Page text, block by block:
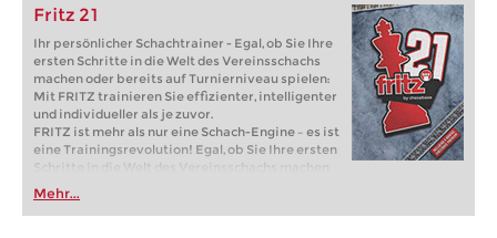
Fritz 21
Ihr persönlicher Schachtrainer - Egal, ob Sie Ihre
ersten Schritte in die Welt des Vereinsschachs
machen oder bereits auf Turnierniveau spielen:
Mit FRITZ trainieren Sie effizienter, intelligenter
und individueller als je zuvor.
FRITZ ist mehr als nur eine Schach-Engine – es ist
eine Trainingsrevolution! Egal, ob Sie Ihre ersten
Schritte in die Welt des Vereinsschachs machen
oder bereits auf Turnierniveau spielen: Mit
FRITZ trainieren Sie effizienter, intelligenter und
individueller als je zuvor.
Mehr...